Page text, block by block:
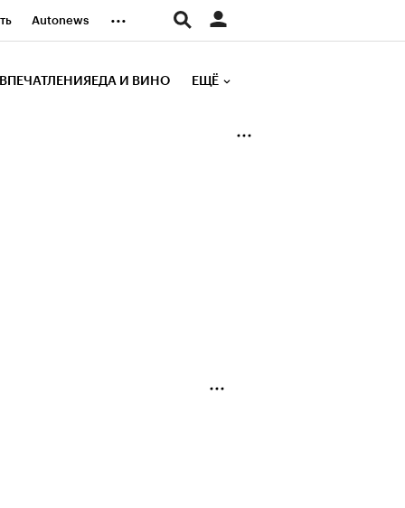
Autonews ...
ВПЕЧАТЛЕНИЯ ЕДА И ВИНО ЕЩЁ